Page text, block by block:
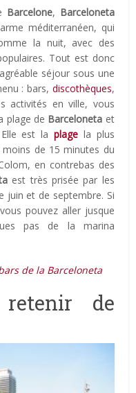
Barcelone, Barceloneta
méditerranéen, qui
la nuit, avec des
Tout est donc
séjour sous une
: bars, discothèques,
activités en ville, vous
plage de Barceloneta et
Elle est laplage la plus
de 15 minutes du
en contrebas des
est très prisée par les
juin et de septembre. Si
pouvez aller jusque
pas de la marina
de la Barceloneta
de